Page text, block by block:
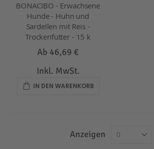
BONACIBO - Erwachsene
Hunde - Huhn und
Sardellen mit Reis -
Trockenfutter - 15 k
Ab 46,69 €
Inkl. MwSt.
IN DEN WARENKORB
Anzeigen